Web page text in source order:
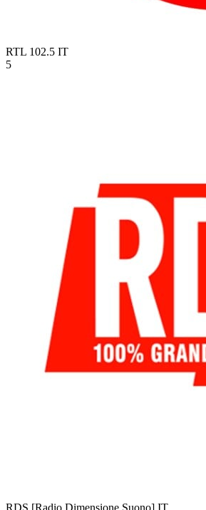
RTL 102.5 IT
5
RDS [Radio Dimensione Suono] IT